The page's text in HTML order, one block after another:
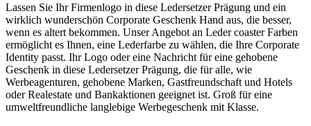
Lassen Sie Ihr Firmenlogo in diese Ledersetzer Prägung und ein
wirklich wunderschön Corporate Geschenk Hand aus, die besser,
wenn es altert bekommen. Unser Angebot an Leder coaster Farben
ermöglicht es Ihnen, eine Lederfarbe zu wählen, die Ihre Corporate
Identity passt. Ihr Logo oder eine Nachricht für eine gehobene
Geschenk in diese Ledersetzer Prägung, die für alle, wie
Werbeagenturen, gehobene Marken, Gastfreundschaft und Hotels
oder Realestate und Bankaktionen geeignet ist. Groß für eine
umweltfreundliche langlebige Werbegeschenk mit Klasse.